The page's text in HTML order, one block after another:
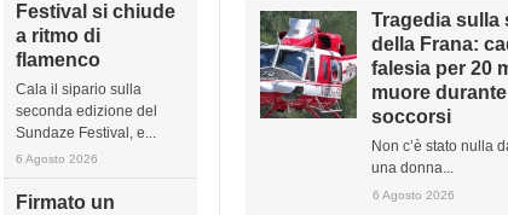
Festival si chiude
a ritmo di
flamenco
Cala il sipario sulla
seconda edizione del
Sundaze Festival, e...
6 Agosto 2026
Firmato un
Tragedia sulla
della Frana:
falesia per 20
muore
soccorsi
Non c’è stato nulla
una donna...
6 Agosto 2026